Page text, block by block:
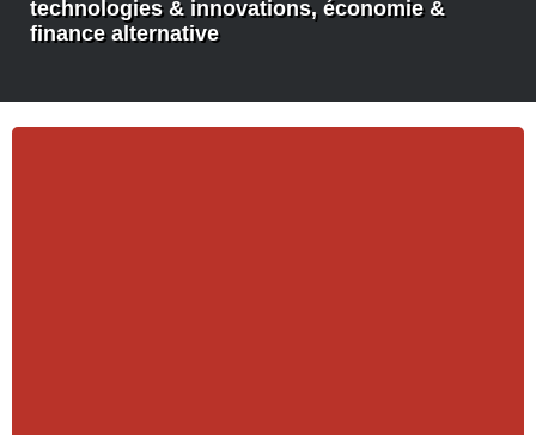
technologies & innovations, économie &
finance alternative